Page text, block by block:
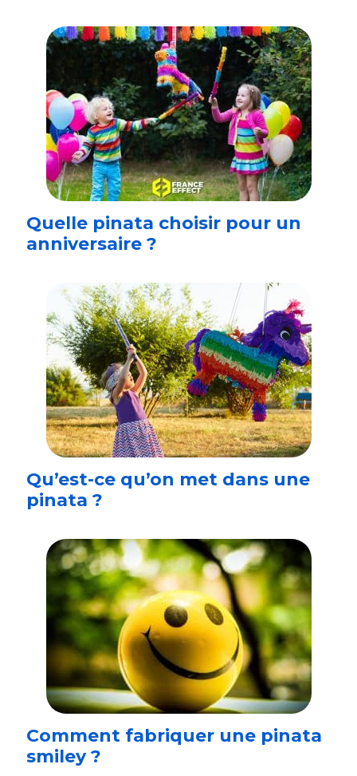
Quelle pinata choisir pour un
anniversaire ?
Qu’est-ce qu’on met dans une
pinata ?
Comment fabriquer une pinata
smiley ?